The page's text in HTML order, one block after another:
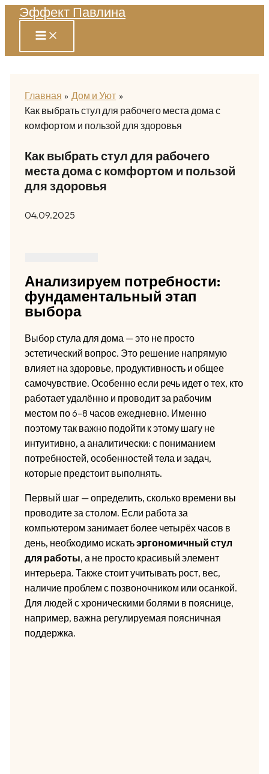
Перейти
содержимому
Эффект Павлина
Главная
Дом и Уют
Как выбрать стул для рабочего места дома с
комфортом и пользой для здоровья
Как выбрать стул для рабочего
места дома с комфортом и пользой
для здоровья
04.09.2025
Анализируем потребности:
фундаментальный этап
выбора
Выбор стула для дома — это не просто
эстетический вопрос. Это решение напрямую
влияет на здоровье, продуктивность и общее
самочувствие. Особенно если речь идет о тех, кто
работает удалённо и проводит за рабочим
местом по 6–8 часов ежедневно. Именно
поэтому так важно подойти к этому шагу не
интуитивно, а аналитически: с пониманием
потребностей, особенностей тела и задач,
которые предстоит выполнять.
Первый шаг — определить, сколько времени вы
проводите за столом. Если работа за
компьютером занимает более четырёх часов в
день, необходимо искатьэргономичный стул
для работы, а не просто красивый элемент
интерьера. Также стоит учитывать рост, вес,
наличие проблем с позвоночником или осанкой.
Для людей с хроническими болями в пояснице,
например, важна регулируемая поясничная
поддержка.